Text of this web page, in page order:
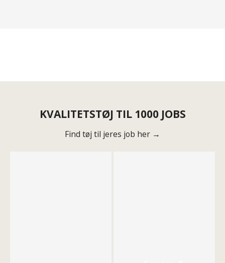
KVALITETSTØJ TIL 1000 JOBS
Find tøj til jeres job her →